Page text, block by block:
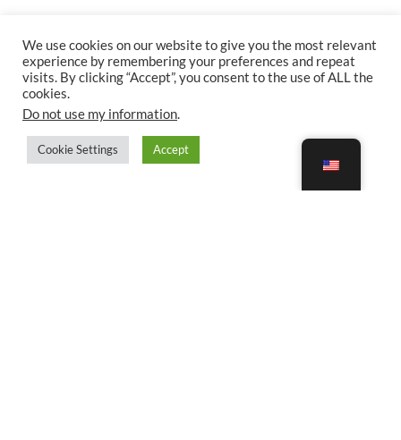
We use cookies on our website to give you the most relevant
experience by remembering your preferences and repeat
visits. By clicking “Accept”, you consent to the use of ALL the
cookies.
Do not use my information.
Cookie Settings Accept